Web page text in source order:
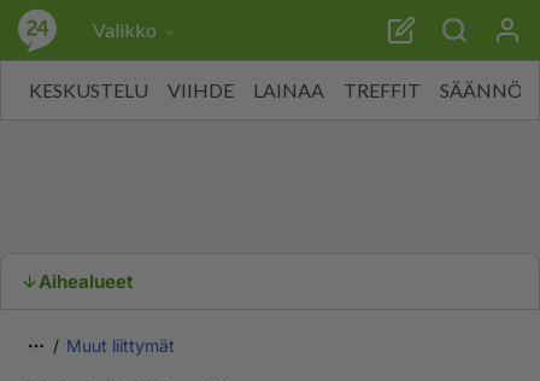
Valikko
KESKUSTELU VIIHDE LAINAA TREFFIT SÄÄNNÖT
Aihealueet
Muut liittymät